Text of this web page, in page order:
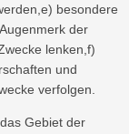
besondere
der
lenken,f)
und
verfolgen.
Gebiet der